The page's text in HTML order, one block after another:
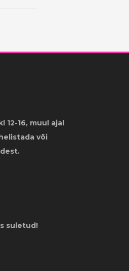
12-16, muul ajal
või
suletud!